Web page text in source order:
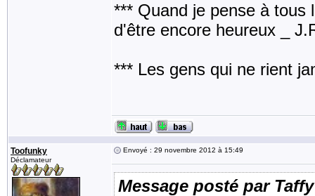
*** Quand je pense à tous
d'être encore heureux _
*** Les gens qui ne rient
Toofunky
Déclamateur
Envoyé : 29 novembre 2012 à 15:49
Message posté par Taffy